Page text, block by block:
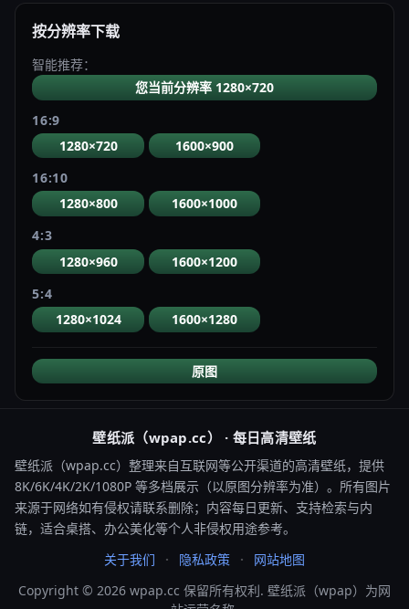
按分辨率下载
智能推荐：
您当前分辨率 1280×720
16:9
1280×720
1600×900
16:10
1280×800
1600×1000
4:3
1280×960
1600×1200
5:4
1280×1024
1600×1280
原图
壁纸派（wpap.cc） · 每日高清壁纸
壁纸派（wpap.cc）整理来自互联网等公开渠道的高清壁纸，提供
8K/6K/4K/2K/1080P 等多档展示（以原图分辨率为准）。所有图片
来源于网络如有侵权请联系删除；内容每日更新、支持检索与内
链，适合桌搭、办公美化等个人非侵权用途参考。
关于我们
隐私政策
网站地图
Copyright © 2026 wpap.cc 保留所有权利. 壁纸派（wpap）为网